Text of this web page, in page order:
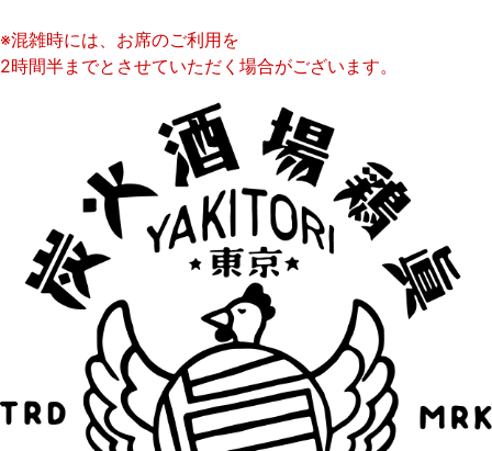
※混雑時には、お席のご利用を
2時間半までとさせていただく場合がございます。